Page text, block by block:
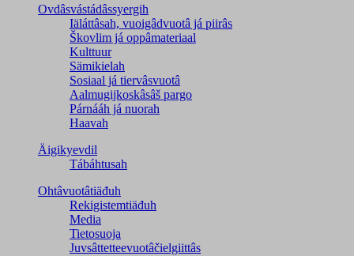
Ovdâsvástádâssyergih
Iäláttâsah, vuoigâdvuotâ já piirâs
Škovlim já oppâmateriaal
Kulttuur
Sämikielah
Sosiaal já tiervâsvuotâ
Aalmugijkoskâsâš pargo
Párnááh já nuorah
Haavah
Äigikyevdil
Tábáhtusah
Ohtâvuotâtiäđuh
Rekigistemtiäđuh
Media
Tietosuoja
Juvsâttetteevuotâčielgiittâs